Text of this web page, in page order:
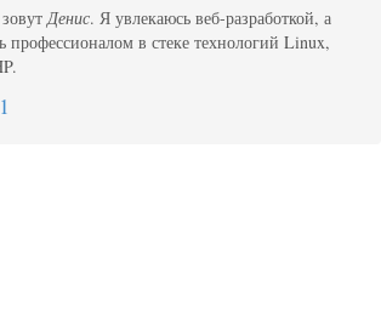
Денис. Я увлекаюсь веб-разработкой, а
профессионалом в стеке технологий Linux,